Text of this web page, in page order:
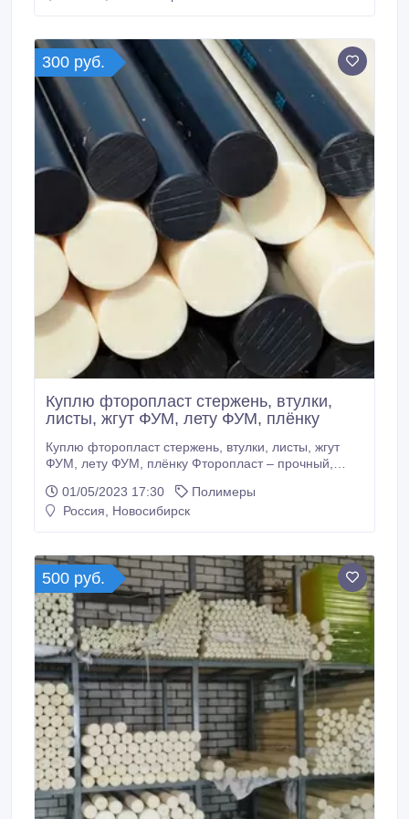
300 руб.
Куплю фторопласт стержень, втулки,
листы, жгут ФУМ, лету ФУМ, плёнку
Куплю фторопласт стержень, втулки, листы, жгут
ФУМ, лету ФУМ, плёнку Фторопласт – прочный,
сферах хозяйствования. Наиболее популярной
стала его марка – Ф-4. Остальные фторопласты
01/05/2023 17:30
Полимеры
Россия, Новосибирск
500 руб.